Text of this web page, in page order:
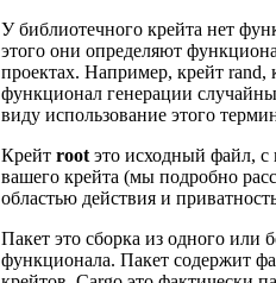
У библиотечного крейта нет
этого они определяют
проектах. Например, крейт rand,
функционал генерации
виду использование этого
Крейт rootэто исходный файл, с
вашего крейта (мы подробно
областью действия и
Пакет это сборка из одного или
функционала. Пакет содержит